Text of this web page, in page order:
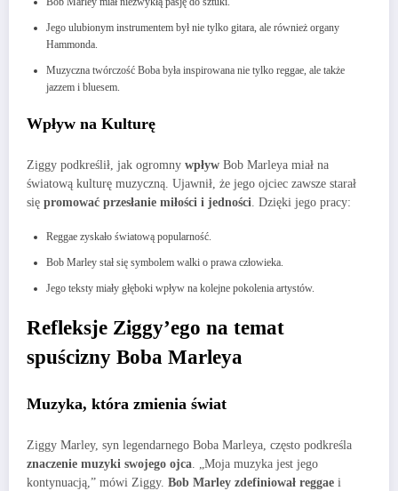
Jego ulubionym instrumentem był nie tylko gitara, ale również organy
Hammonda.
Muzyczna twórczość Boba była inspirowana nie tylko reggae, ale także
jazzem i bluesem.
Wpływ na Kulturę
Ziggy podkreślił, jak ogromny wpływ Bob Marleya miał na
światową kulturę muzyczną. Ujawnił, że jego ojciec zawsze starał
się promować przesłanie miłości i jedności. Dzięki jego pracy:
Reggae zyskało światową popularność.
Bob Marley stał się symbolem walki o prawa człowieka.
Jego teksty miały głęboki wpływ na kolejne pokolenia artystów.
Refleksje Ziggy’ego na temat
spuścizny Boba Marleya
Muzyka, która zmienia świat
Ziggy Marley, syn legendarnego Boba Marleya, często podkreśla
znaczenie muzyki swojego ojca. „Moja muzyka jest jego
kontynuacją,” mówi Ziggy. Bob Marley zdefiniował reggae i